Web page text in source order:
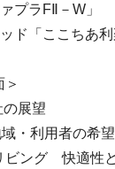
プラFⅡ－W」
ド「ここちあ利
＞
展望
利用者の希望
ング 快適性と